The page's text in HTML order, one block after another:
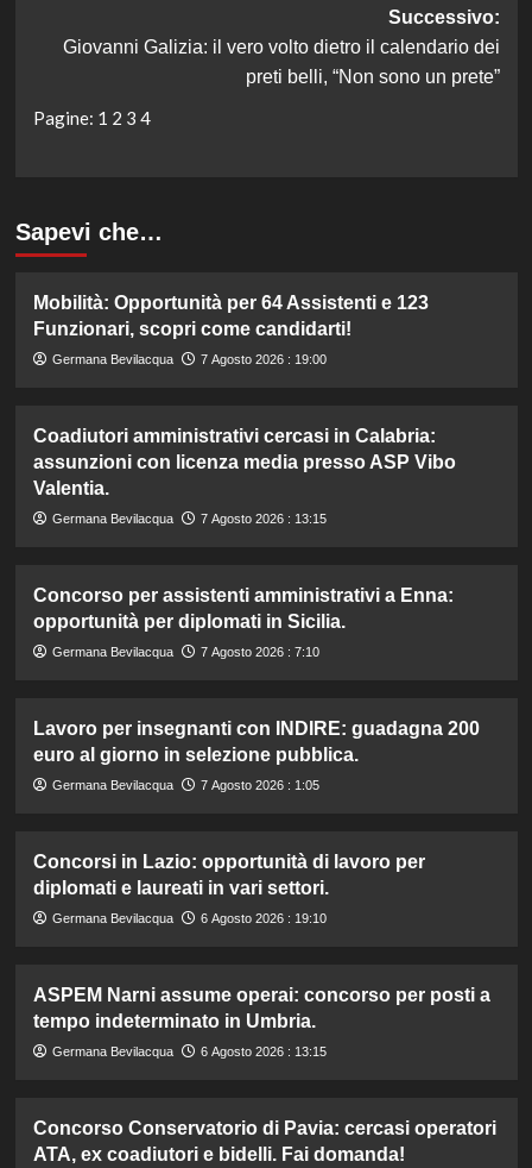
Successivo:
Giovanni Galizia: il vero volto dietro il calendario dei
preti belli, “Non sono un prete”
Pagine: 1 2 3 4
Sapevi che…
Mobilità: Opportunità per 64 Assistenti e 123
Funzionari, scopri come candidarti!
Germana Bevilacqua 7 Agosto 2026 : 19:00
Coadiutori amministrativi cercasi in Calabria:
assunzioni con licenza media presso ASP Vibo
Valentia.
Germana Bevilacqua 7 Agosto 2026 : 13:15
Concorso per assistenti amministrativi a Enna:
opportunità per diplomati in Sicilia.
Germana Bevilacqua 7 Agosto 2026 : 7:10
Lavoro per insegnanti con INDIRE: guadagna 200
euro al giorno in selezione pubblica.
Germana Bevilacqua 7 Agosto 2026 : 1:05
Concorsi in Lazio: opportunità di lavoro per
diplomati e laureati in vari settori.
Germana Bevilacqua 6 Agosto 2026 : 19:10
ASPEM Narni assume operai: concorso per posti a
tempo indeterminato in Umbria.
Germana Bevilacqua 6 Agosto 2026 : 13:15
Concorso Conservatorio di Pavia: cercasi operatori
ATA, ex coadiutori e bidelli. Fai domanda!